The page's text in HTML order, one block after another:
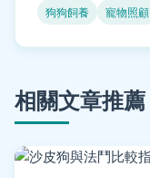
狗狗飼養 寵物照顧
相關文章推薦